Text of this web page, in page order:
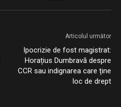
Articolul următor
Ipocrizie de fost magistrat:
Horațius Dumbravă despre
CCR sau indignarea care ține
loc de drept